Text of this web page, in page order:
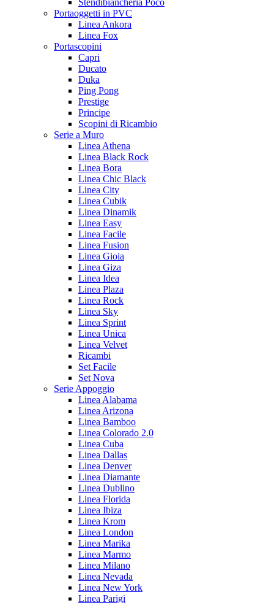
Stendibiancheria Poco
Portaoggetti in PVC
Linea Ankora
Linea Fox
Portascopini
Capri
Ducato
Duka
Ping Pong
Prestige
Principe
Scopini di Ricambio
Serie a Muro
Linea Athena
Linea Black Rock
Linea Bora
Linea Chic Black
Linea City
Linea Cubik
Linea Dinamik
Linea Easy
Linea Facile
Linea Fusion
Linea Gioia
Linea Giza
Linea Idea
Linea Plaza
Linea Rock
Linea Sky
Linea Sprint
Linea Unica
Linea Velvet
Ricambi
Set Facile
Set Nova
Serie Appoggio
Linea Alabama
Linea Arizona
Linea Bamboo
Linea Colorado 2.0
Linea Cuba
Linea Dallas
Linea Denver
Linea Diamante
Linea Dublino
Linea Florida
Linea Ibiza
Linea Krom
Linea London
Linea Marika
Linea Marmo
Linea Milano
Linea Nevada
Linea New York
Linea Parigi